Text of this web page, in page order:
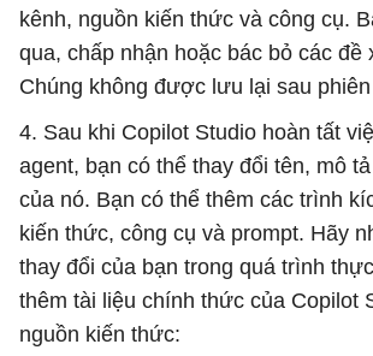
kênh, nguồn kiến ​​thức và công cụ.
qua, chấp nhận hoặc bác bỏ các đề
Chúng không được lưu lại sau
4. Sau khi Copilot Studio hoàn tất
agent, bạn có thể thay đổi tên, mô
của nó. Bạn có thể thêm các trình
kiến ​​thức, công cụ và prompt. Hãy
thay đổi của bạn trong quá trình
thêm tài liệu chính thức của Copilot
nguồn kiến ​​thức: